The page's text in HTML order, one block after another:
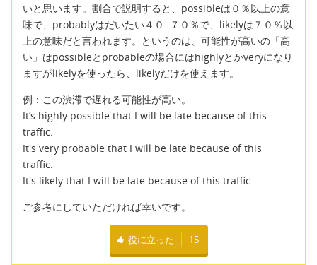
いと思います。割合で説明すると、possibleは０％以上の意
味で、probablyはだいたい４０−７０％で、likelyは７０％以
上の意味だと言われます。というのは、可能性が高いの「高
い」はpossibleとprobableの場合にはhighlyとかveryになり
ますがlikelyを使ったら、likelyだけを使えます。
例：この渋滞で遅れる可能性が高い。
It’s highly possible that I will be late because of this
traffic.
It's very probable that I will be late because of this
traffic.
It's likely that I will be late because of this traffic.
ご参考にしていただければ幸いです。
役に立った 15